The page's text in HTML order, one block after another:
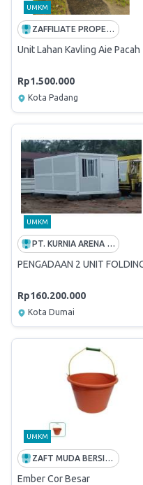
UMKM
ZAFFILIATE PROPERTI INDONESIA
Unit Lahan Kavling Aie Pacah
Rp1.500.000
Kota Padang
UMKM
PT. KURNIA ARENA JAYA
PENGADAAN 2 UNIT
Rp160.200.000
Kota Dumai
UMKM
ZAFT MUDA BERSINERGI
Ember Cor Besar